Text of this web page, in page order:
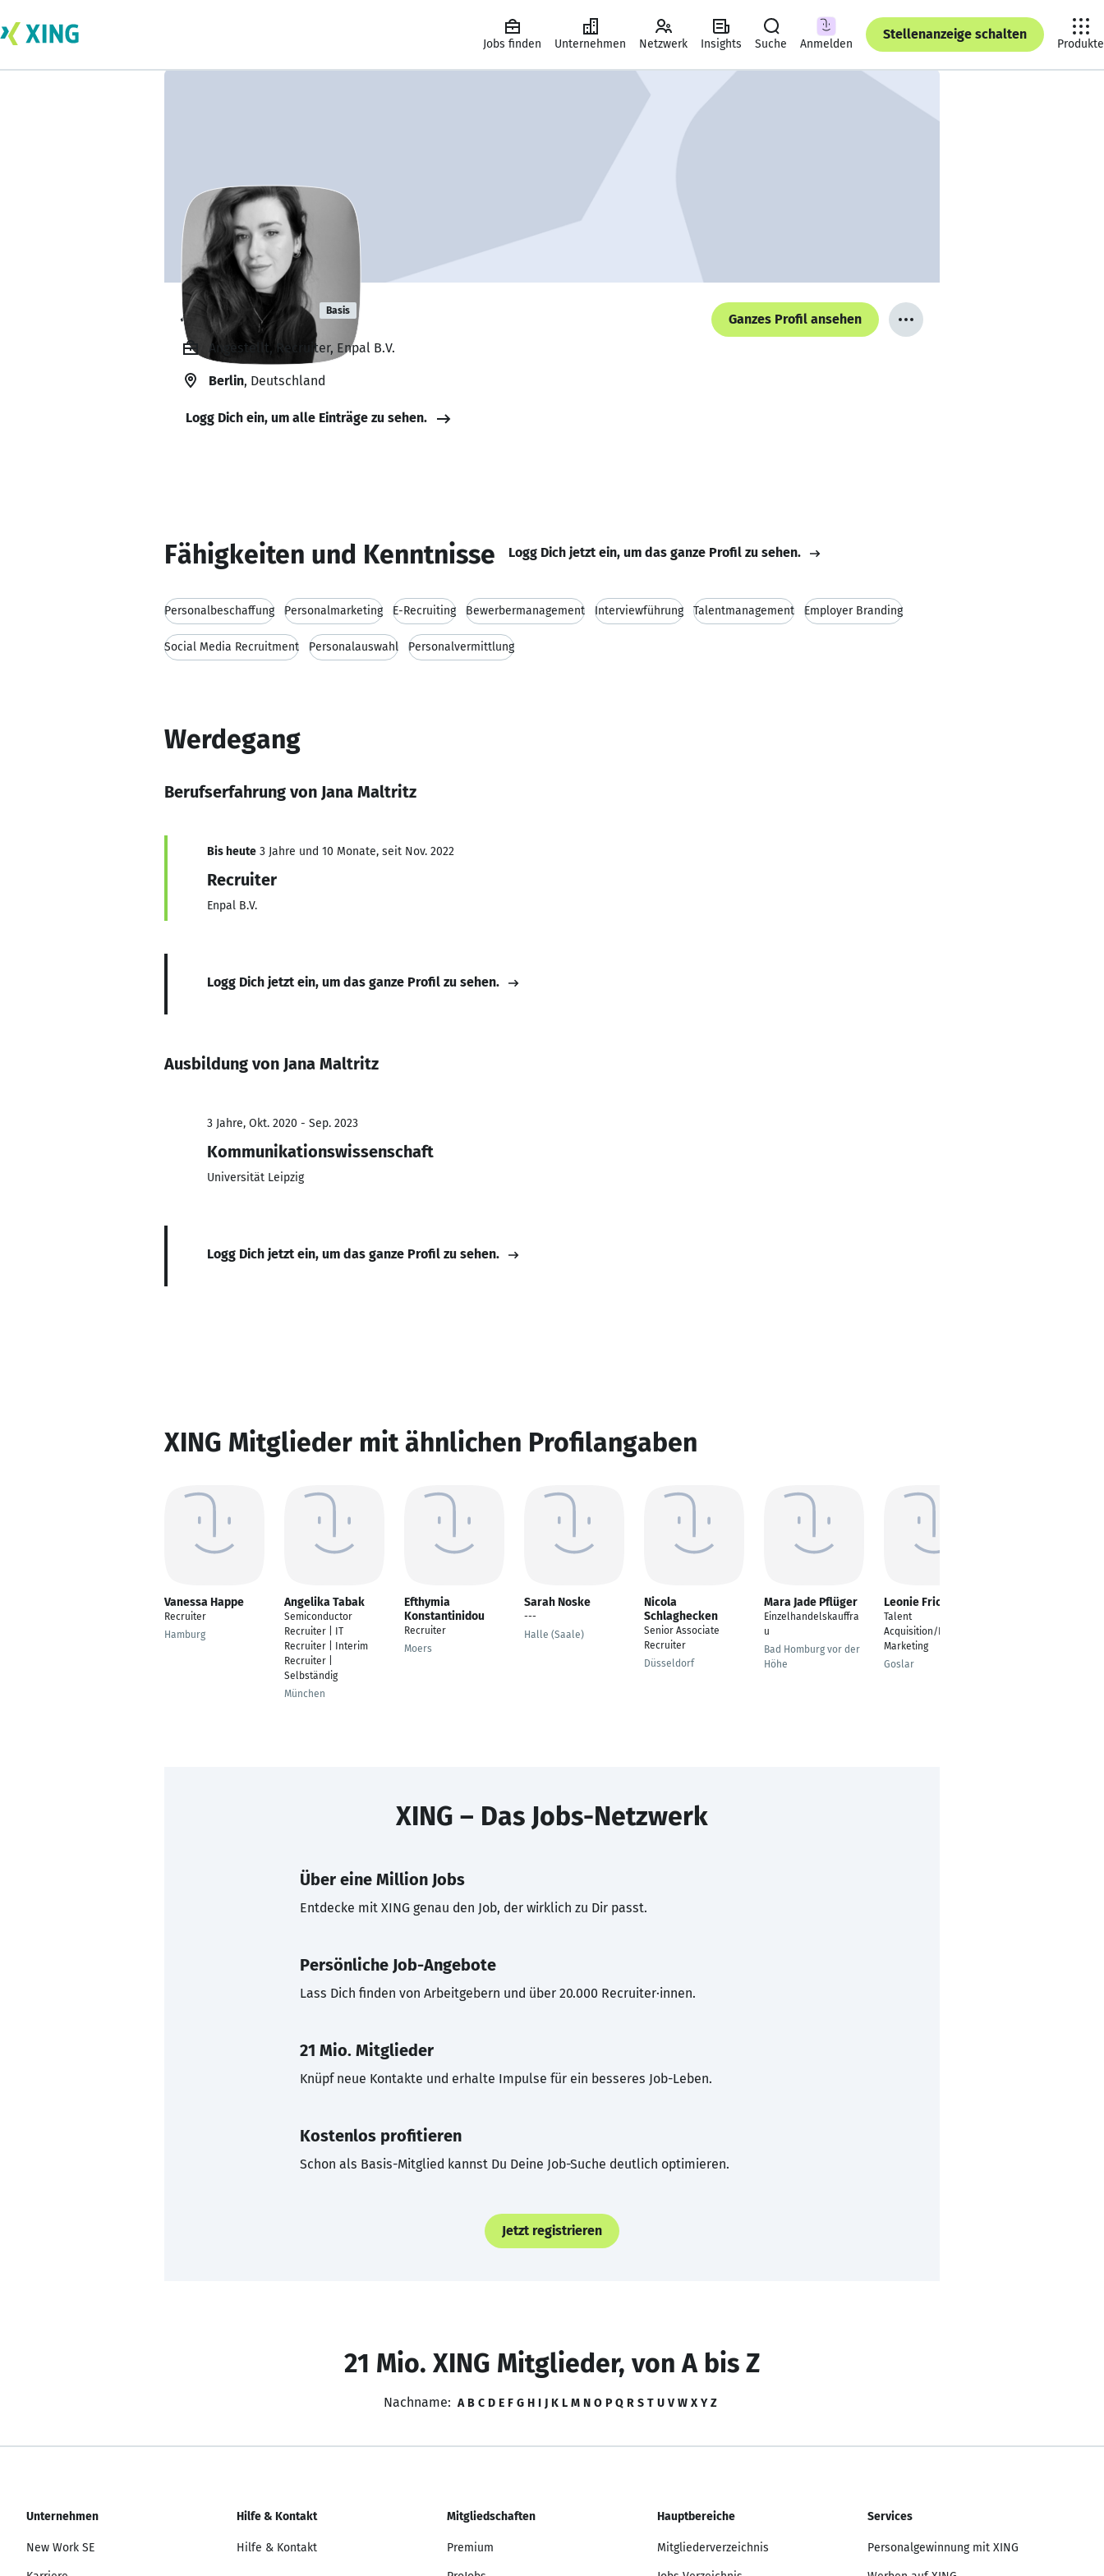
Jobs finden Unternehmen Netzwerk Insights Suche Anmelden
Stellenanzeige schalten
Produkte
Jana Maltritz Basis
Ganzes Profil ansehen
Angestellt, Recruiter, Enpal B.V.
Berlin, Deutschland
Logg Dich ein, um alle Einträge zu sehen.
Fähigkeiten und Kenntnisse Logg Dich jetzt ein, um das ganze Profil zu sehen.
Personalbeschaffung Personalmarketing E-Recruiting Bewerbermanagement Interviewführung Talentmanagement Employer Branding
Social Media Recruitment Personalauswahl Personalvermittlung
Werdegang
Berufserfahrung von Jana Maltritz
Bis heute 3 Jahre und 10 Monate, seit Nov. 2022
Recruiter
Enpal B.V.
Logg Dich jetzt ein, um das ganze Profil zu sehen.
Ausbildung von Jana Maltritz
3 Jahre, Okt. 2020 - Sep. 2023
Kommunikationswissenschaft
Universität Leipzig
Logg Dich jetzt ein, um das ganze Profil zu sehen.
XING Mitglieder mit ähnlichen Profilangaben
Vanessa Happe
Recruiter
Hamburg
Angelika Tabak
Semiconductor
Recruiter | IT
Recruiter | Interim
Recruiter |
Selbständig
München
Efthymia
Konstantinidou
Recruiter
Moers
Sarah Noske
---
Halle (Saale)
Nicola
Schlaghecken
Senior Associate
Recruiter
Düsseldorf
Mara Jade Pflüger
Einzelhandelskauffra
u
Bad Homburg vor der
Höhe
Leonie Fricke
Talent
Acquisition/HR-
Marketing
Goslar
XING – Das Jobs-Netzwerk
Über eine Million Jobs
Entdecke mit XING genau den Job, der wirklich zu Dir passt.
Persönliche Job-Angebote
Lass Dich finden von Arbeitgebern und über 20.000 Recruiter·innen.
21 Mio. Mitglieder
Knüpf neue Kontakte und erhalte Impulse für ein besseres Job-Leben.
Kostenlos profitieren
Schon als Basis-Mitglied kannst Du Deine Job-Suche deutlich optimieren.
Jetzt registrieren
21 Mio. XING Mitglieder, von A bis Z
Nachname: A B C D E F G H I J K L M N O P Q R S T U V W X Y Z
Unternehmen
New Work SE
Hilfe & Kontakt
Hilfe & Kontakt
Mitgliedschaften
Premium
Hauptbereiche
Mitgliederverzeichnis
Services
Personalgewinnung mit XING